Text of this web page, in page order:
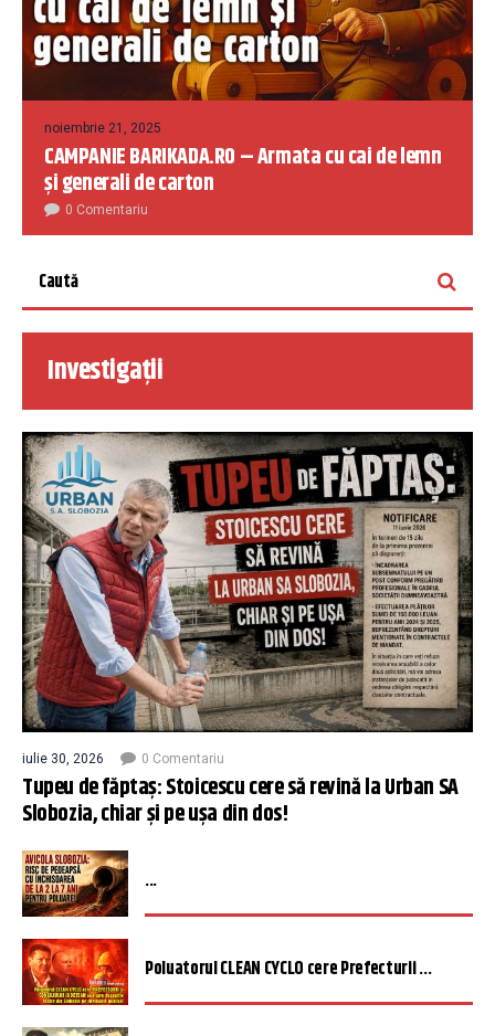
noiembrie 21, 2025
CAMPANIE BARIKADA.RO – Armata cu cai de lemn
și generali de carton
0 Comentariu
Investigații
iulie 30, 2026 0 Comentariu
Tupeu de făptaș: Stoicescu cere să revină la Urban SA
Slobozia, chiar și pe ușa din dos!
...
Poluatorul CLEAN CYCLO cere Prefecturii ...